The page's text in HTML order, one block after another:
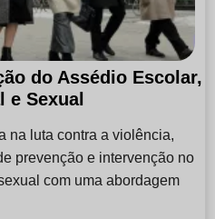
do Assédio Escolar,
e Sexual
na luta contra a violência,
prevenção e intervenção no
com uma abordagem